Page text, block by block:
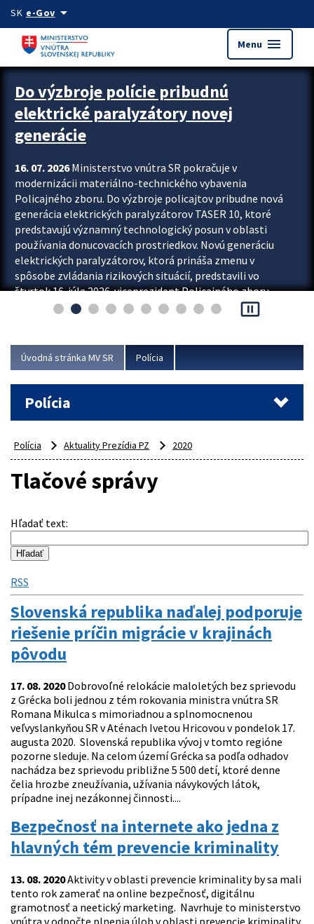
Preskocit na hlavný obsah
SK e-Govarrow_drop_down
Menu menu
Zastavit automatický posun upútavok
Do výzbroje polície pribudnú
elektrické paralyzátory novej
generácie
16. 07. 2026Ministerstvo vnútra SR pokračuje v
modernizácii materiálno-technického vybavenia
Policajného zboru. Do výzbroje policajtov pribudne nová
generácia elektrických paralyzátorov TASER 10, ktoré
predstavujú významný technologický posun v oblasti
používania donucovacích prostriedkov. Novú generáciu
elektrických paralyzátorov, ktorá prináša zmenu v
spôsobe zvládania rizikových situácií, predstavili vo
štvrtok 16. júla 2026 viceprezident Policajného zboru
Rastislav Polakovič a riaditeľ odboru výcviku...
pause_presentation
Úvodná stránka MV SR Polícia
Polícia
Polícia Aktuality Prezídia PZ 2020
Tlačové správy
Hľadať text:
RSS
Slovenská republika naďalej podporuje
riešenie príčin migrácie v krajinách
pôvodu
17. 08. 2020Dobrovoľné relokácie maloletých bez sprievodu
z Grécka boli jednou z tém rokovania ministra vnútra SR
Romana Mikulca s mimoriadnou a splnomocnenou
veľvyslankyňou SR v Aténach Ivetou Hricovou v pondelok 17.
augusta 2020. Slovenská republika vývoj v tomto regióne
pozorne sleduje. Na celom území Grécka sa podľa odhadov
nachádza bez sprievodu približne 5 500 detí, ktoré denne
čelia hrozbe zneužívania, užívania návykových látok,
prípadne inej nezákonnej činnosti....
Bezpečnosť na internete ako jedna z
hlavných tém prevencie kriminality
13. 08. 2020Aktivity v oblasti prevencie kriminality by sa mali
tento rok zamerať na online bezpečnosť, digitálnu
gramotnosť a neetický marketing. Navrhuje to ministerstvo